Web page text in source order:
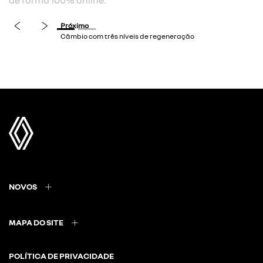
previous next
NOVOS
MAPA DO SITE
POLÍTICA DE PRIVACIDADE